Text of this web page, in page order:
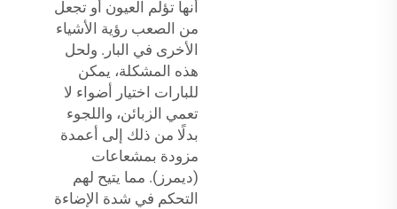
أنها تؤلم العيون أو تجعل
من الصعب رؤية الأشياء
الأخرى في البار. ولحل
هذه المشكلة، يمكن
للبارات اختيار أضواء لا
تعمي الزبائن، واللجوء
بدلًا من ذلك إلى أعمدة
مزودة بمشعاعات
(ديمرز). مما يتيح لهم
التحكم في شدة الإضاءة